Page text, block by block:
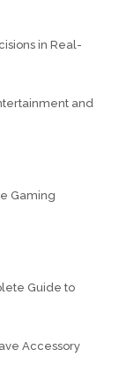
in Real-
and
Gaming
Guide to
Accessory